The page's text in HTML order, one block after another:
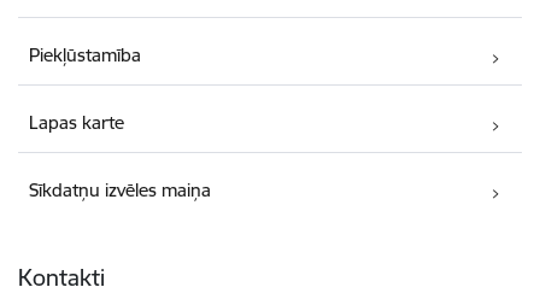
Piekļūstamība
Lapas karte
Sīkdatņu izvēles maiņa
Kontakti